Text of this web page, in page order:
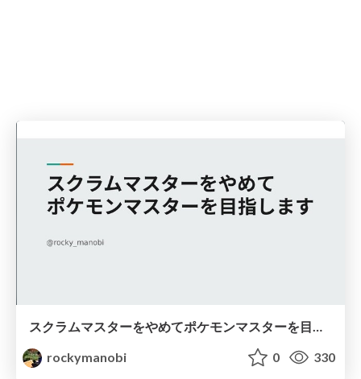
スクラムマスターをやめてポケモンマスターを目指します
rockymanobi
0 330